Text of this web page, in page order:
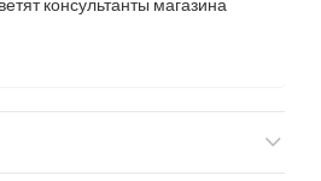
консультанты магазина